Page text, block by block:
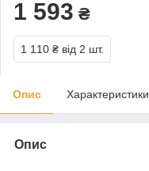
1 593 ₴
1 110 ₴ від 2 шт.
Опис Характеристики
Опис